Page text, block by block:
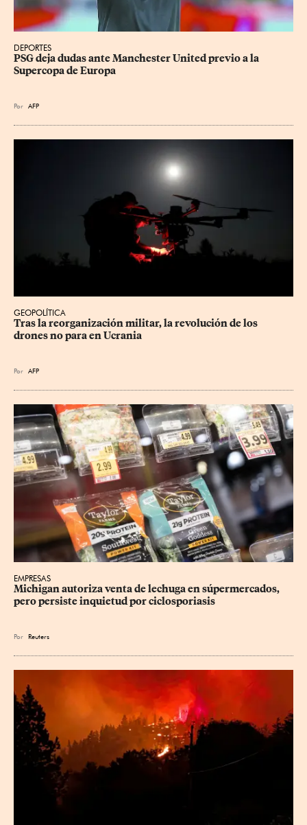
DEPORTES
PSG deja dudas ante Manchester United previo a la
Supercopa de Europa
Por AFP
GEOPOLÍTICA
Tras la reorganización militar, la revolución de los
drones no para en Ucrania
Por AFP
EMPRESAS
Michigan autoriza venta de lechuga en súpermercados,
pero persiste inquietud por ciclosporiasis
Por Reuters